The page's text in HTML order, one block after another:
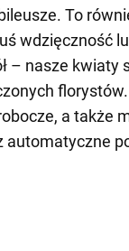
To
wdzięczność
– nasze kwiaty
a także
automatyczne